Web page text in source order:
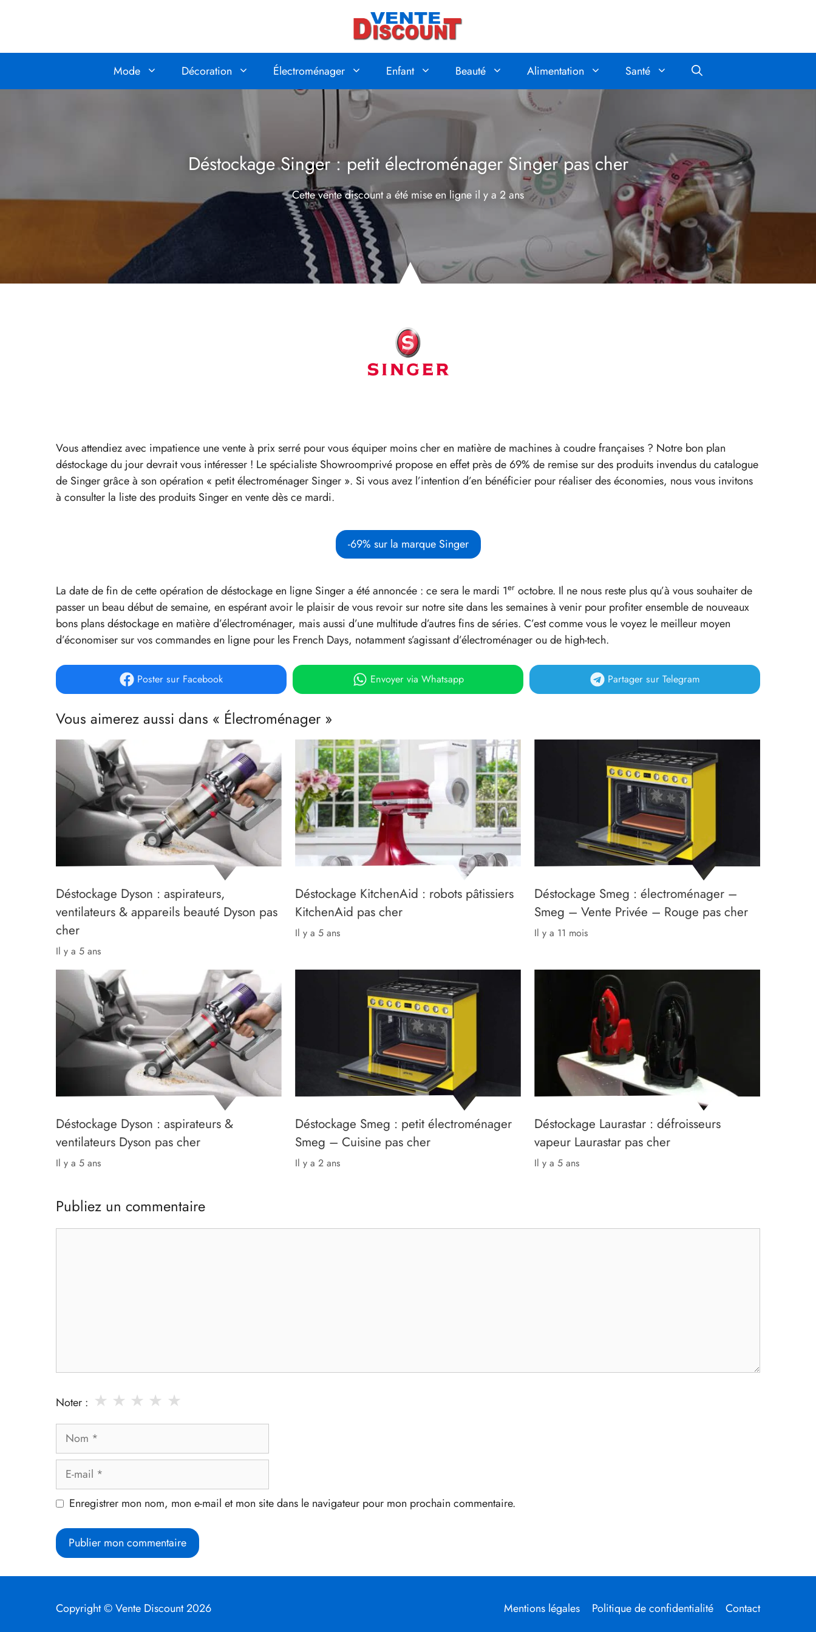
Mode
Décoration Électroménager Enfant Beauté Alimentation Santé
Déstockage Singer : petit électroménager Singer pas cher
Cette vente discount a été mise en ligne il y a 2 ans
Vous attendiez avec impatience une vente à prix serré pour vous équiper moins cher en matière de machines à coudre françaises ? Notre bon plan
déstockage du jour devrait vous intéresser ! Le spécialiste Showroomprivé propose en effet près de 69% de remise sur des produits invendus du catalogue
de Singer grâce à son opération « petit électroménager Singer ». Si vous avez l’intention d’en bénéficier pour réaliser des économies, nous vous invitons
à consulter la liste des produits Singer en vente dès ce mardi.
-69% sur la marque Singer
La date de fin de cette opération de déstockage en ligne Singer a été annoncée : ce sera le mardi 1er octobre. Il ne nous reste plus qu’à vous souhaiter de
passer un beau début de semaine, en espérant avoir le plaisir de vous revoir sur notre site dans les semaines à venir pour profiter ensemble de nouveaux
bons plans déstockage en matière d’électroménager, mais aussi d’une multitude d’autres fins de séries. C’est comme vous le voyez le meilleur moyen
d’économiser sur vos commandes en ligne pour les French Days, notamment s’agissant d’électroménager ou de high-tech.
Poster sur Facebook Envoyervia Whatsapp Partagersur Telegram
Vous aimerez aussi dans « Électroménager »
Déstockage Dyson : aspirateurs,
ventilateurs & appareils beauté Dyson pas
cher
il y a 5 ans
Déstockage KitchenAid : robots pâtissiers
KitchenAid pas cher
il y a 5 ans
Déstockage Smeg : électroménager –
Smeg – Vente Privée – Rouge pas cher
il y a 11 mois
Déstockage Dyson : aspirateurs &
ventilateurs Dyson pas cher
il y a 5 ans
Déstockage Smeg : petit électroménager
Smeg – Cuisine pas cher
il y a 2 ans
Déstockage Laurastar : défroisseurs
vapeur Laurastar pas cher
il y a 5 ans
Publiez un commentaire
Noter : ★
★
★
★
★
Nom
Enregistrer mon nom, mon e-mail et mon site dans le navigateur pour mon prochain commentaire.
Copyright © Vente Discount 2026 Mentions légales Politique de confidentialité Contact